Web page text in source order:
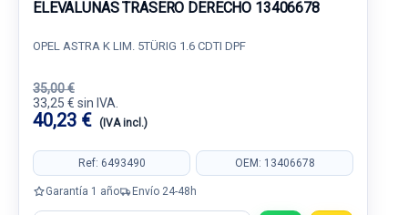
ELEVALUNAS TRASERO DERECHO 13406678
OPEL ASTRA K LIM. 5TÜRIG 1.6 CDTI DPF
35,00 €
33,25 € sin IVA.
40,23 € (IVA incl.)
Ref: 6493490 OEM: 13406678
Garantía 1 año Envío 24-48h